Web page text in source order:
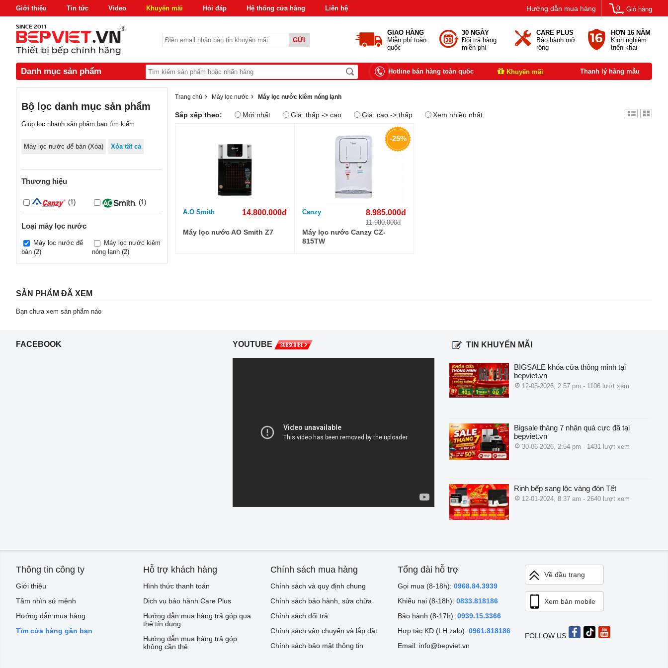
Giới thiệu Tin tức Video Khuyến mãi Hỏi đáp Hệ thống cửa hàng Liên hệ Giỏ hàng
0
Hướng dẫn mua hàng
GỬI
GIAO HÀNG
Miễn phí toàn
quốc
30 NGÀY
Đổi trả hàng
miễn phí
CARE PLUS
Bảo hành mở
rộng
HƠN 16 NĂM
Kinh nghiệm
triển khai
Danh mục sản phẩm Hotline bán hàng toàn quốc Khuyến mãi Thanh lý hàng mẫu
Trang chủ › Máy lọc nước › Máy lọc nước kiêm nóng lạnh
Sắp xếp theo: Mới nhất Giá: thấp -> cao Giá: cao -> thấp Xem nhiều nhất
A.O Smith 14.800.000đ
Máy lọc nước AO Smith Z7
-25%
Canzy 8.985.000đ
11.980.000đ
Máy lọc nước Canzy CZ-
815TW
Bộ lọc danh mục sản phẩm
Giúp lọc nhanh sản phẩm bạn tìm kiếm
Máy lọc nước để bàn (Xóa) Xóa tất cả
Thương hiệu
(1) (1)
Loại máy lọc nước
Máy lọc nước để
bàn (2)
Máy lọc nước kiêm
nóng lạnh (2)
SẢN PHẨM ĐÃ XEM
Bạn chưa xem sản phẩm nào
FACEBOOK YOUTUBE TIN KHUYẾN MÃI
BIGSALE khóa cửa thông minh tại
bepviet.vn
12-05-2026, 2:57 pm - 1106 lượt xem
Bigsale tháng 7 nhận quà cực đã tại
bepviet.vn
30-06-2026, 2:54 pm - 1431 lượt xem
Rinh bếp sang lộc vàng đón Tết
12-01-2024, 8:37 am - 2640 lượt xem
Thông tin công ty
Giới thiệu
Tầm nhìn sứ mệnh
Hướng dẫn mua hàng
Tìm cửa hàng gần bạn
Hỗ trợ khách hàng
Hình thức thanh toán
Dịch vụ bảo hành Care Plus
Hướng dẫn mua hàng trả góp qua
thẻ tín dụng
Hướng dẫn mua hàng trả góp
không cần thẻ
Chính sách mua hàng
Chính sách và quy định chung
Chính sách bảo hành, sửa chữa
Chính sách đổi trả
Chính sách vận chuyển và lắp đặt
Chính sách bảo mật thông tin
Tổng đài hỗ trợ
Gọi mua (8-18h): 0968.84.3939
Khiếu nại (8-18h): 0833.818186
Bảo hành (8-17h): 0939.15.3366
Hợp tác KD (LH zalo): 0961.818186
Email: info@bepviet.vn
Về đầu trang
Xem bản mobile
FOLLOW US